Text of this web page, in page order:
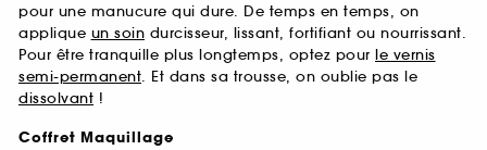
pour une manucure qui dure. De temps en temps, on
applique un soin durcisseur, lissant, fortifiant ou nourrissant.
Pour être tranquille plus longtemps, optez pour le vernis
semi-permanent. Et dans sa trousse, on oublie pas le
dissolvant !
Coffret Maquillage